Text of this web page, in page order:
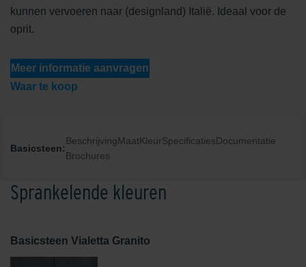
kunnen vervoeren naar (designland) Italië. Ideaal voor de
oprit.
Meer informatie aanvragen
Waar te koop
Basicsteen:
BeschrijvingMaatKleurSpecificatiesDocumentatie
Brochures
Sprankelende kleuren
Basicsteen Vialetta Granito